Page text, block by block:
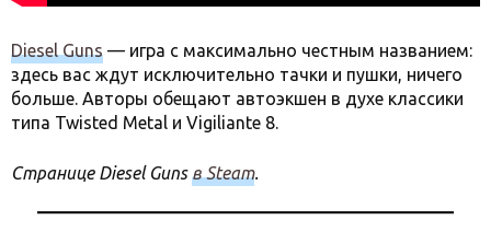
Diesel Guns — игра с максимально честным названием:
здесь вас ждут исключительно тачки и пушки, ничего
больше. Авторы обещают автоэкшен в духе классики
типа Twisted Metal и Vigiliante 8.
Странице Diesel Gunsв Steam.